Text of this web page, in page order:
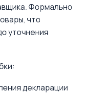
Формально
что
уточнения
декларации